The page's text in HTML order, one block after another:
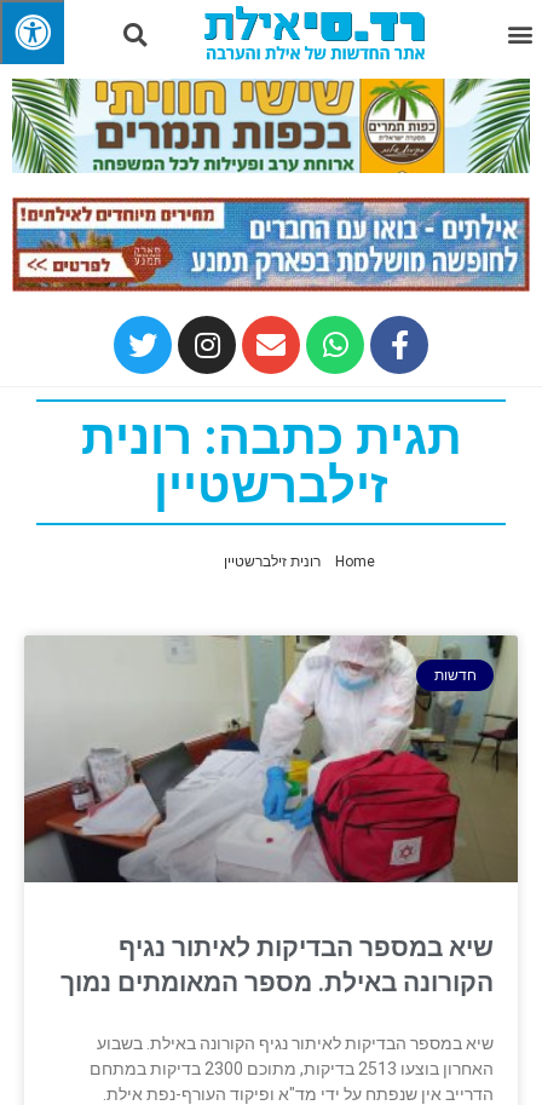
תגית כתבה: רונית
זילברשטיין
Home רונית זילברשטיין
חדשות
שיא במספר הבדיקות לאיתור נגיף
הקורונה באילת. מספר המאומתים נמוך
שיא במספר הבדיקות לאיתור נגיף הקורונה באילת. בשבוע
האחרון בוצעו 2513 בדיקות, מתוכם 2300 בדיקות במתחם
הדרייב אין שנפתח על ידי מד"א ופיקוד העורף-נפת אילת.